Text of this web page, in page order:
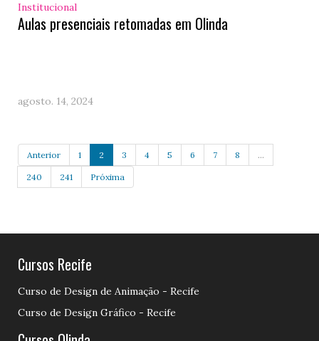
Institucional
Aulas presenciais retomadas em Olinda
agosto. 14, 2024
Anterior 1 2 3 4 5 6 7 8 ...
240 241 Próxima
Cursos Recife
Curso de Design de Animação - Recife
Curso de Design Gráfico - Recife